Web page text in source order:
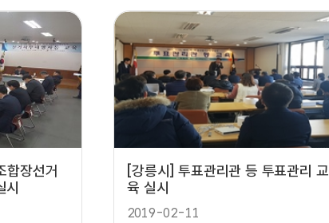
합장선거
[강릉시] 투표관리관 등 투표관리 교
육 실시
2019-02-11